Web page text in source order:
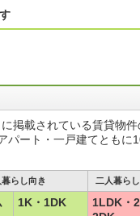
掲載されている賃貸物
パート・一戸建てともに
らし向き 二人暮ら
1K・1DK
1LDK・